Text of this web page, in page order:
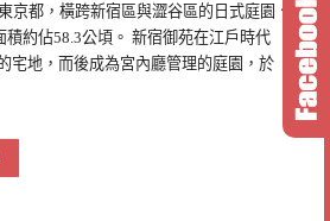
都，橫跨新宿區與澀谷區的日式庭園、法
約佔58.3公頃。 新宿御苑在江戶時代
宅地，而後成為宮內廳管理的庭園，於